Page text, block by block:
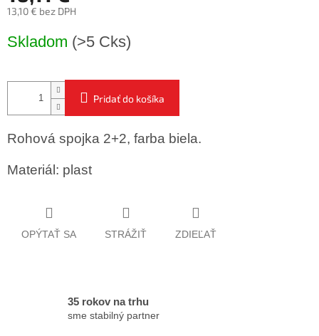
13,10 € bez DPH
cena:
Skladom (>5 Cks)
Pridať do košíka
Rohová spojka 2+2, farba biela.
Materiál: plast
OPÝTAŤ SA STRÁŽIŤ ZDIEĽAŤ
35 rokov na trhu
sme stabilný partner